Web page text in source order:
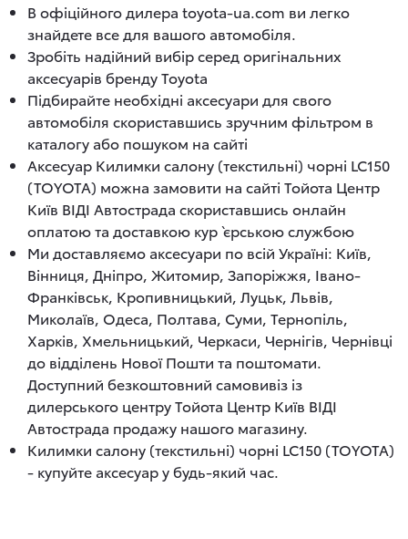
В офіційного дилера toyota-ua.com ви легко
знайдете все для вашого автомобіля.
Зробіть надійний вибір серед оригінальних
аксесуарів бренду Toyota
Підбирайте необхідні аксесуари для свого
автомобіля скориставшись зручним фільтром в
каталогу або пошуком на сайті
Аксесуар Килимки салону (текстильні) чорні LC150
(TOYOTA) можна замовити на сайті Тойота Центр
Київ ВІДІ Автострада скориставшись онлайн
оплатою та доставкою кур`єрською службою
Ми доставляємо аксесуари по всій Україні: Київ,
Вінниця, Дніпро, Житомир, Запоріжжя, Івано-
Франківськ, Кропивницький, Луцьк, Львів,
Миколаїв, Одеса, Полтава, Суми, Тернопіль,
Харків, Хмельницький, Черкаси, Чернігів, Чернівці
до відділень Нової Пошти та поштомати.
Доступний безкоштовний самовивіз із
дилерського центру Тойота Центр Київ ВІДІ
Автострада продажу нашого магазину.
Килимки салону (текстильні) чорні LC150 (TOYOTA)
- купуйте аксесуар у будь-який час.